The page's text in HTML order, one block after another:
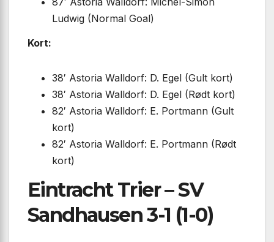
Ludwig (Normal Goal)
Kort:
38′ Astoria Walldorf: D. Egel (Gult kort)
38′ Astoria Walldorf: D. Egel (Rødt kort)
82′ Astoria Walldorf: E. Portmann (Gult
kort)
82′ Astoria Walldorf: E. Portmann (Rødt
kort)
Eintracht Trier – SV
Sandhausen 3-1 (1-0)